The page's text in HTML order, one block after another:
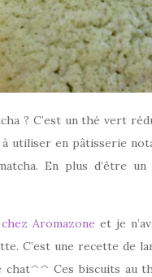
? C’est un thé vert
utiliser en pâtisserie
En plus d’être
chez Aromazone et je
C’est une recette de
chat^^ Ces biscuits au